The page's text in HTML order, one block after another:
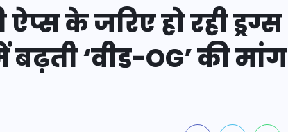
के जरिए हो रही ड्रग्स
‘वीड-OG’ की मांग